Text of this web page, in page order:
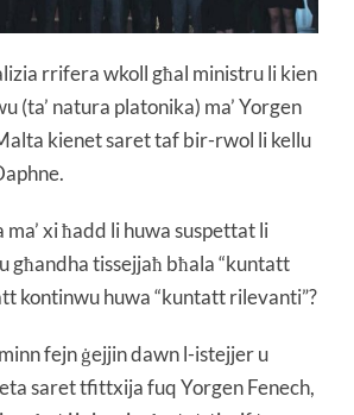
rrifera wkoll għal ministru li kien
(ta’ natura platonika) ma’ Yorgen
kienet saret taf bir-rwol li kellu
xi ħadd li huwa suspettat li
għandha tissejjaħ bħala “kuntatt
kontinwu huwa “kuntatt rilevanti”?
fejn ġejjin dawn l-istejjer u
saret tfittxija fuq Yorgen Fenech,